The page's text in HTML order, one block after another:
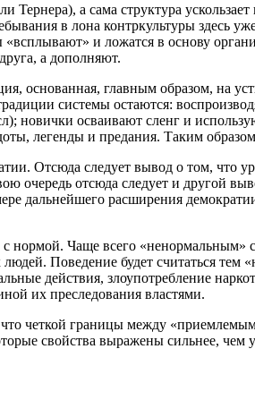
а сама структура
в лона контркультуры здесь
и ложатся в основу
а дополняют.
основанная, главным образом, на
системы остаются:
новички осваивают сленг и
легенды и предания. Таким
Отсюда следует вывод о том, что
отсюда следует и другой
дальнейшего расширения
с нормой. Чаще всего
Поведение будет считаться тем
действия, злоупотребление
их преследования властями.
четкой границы между
свойства выражены сильнее,